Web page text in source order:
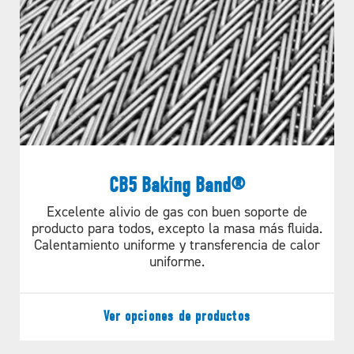
Material
SISTEMA TRANSPORTADOR
Straight Run Data Sheet
ILUSTRACIONES
C048 066 16
C075 116 20
CB5 Baking Band®
Excelente alivio de gas con buen soporte de
producto para todos, excepto la masa más fluida.
Calentamiento uniforme y transferencia de calor
uniforme.
Ver opciones de productos